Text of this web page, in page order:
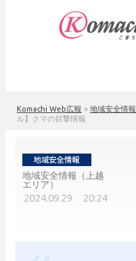
Komachi Web広報 > 地域安全情報
ル】クマの目撃情報
地域安全情報（上越
エリア）
2024.09.29 20:24